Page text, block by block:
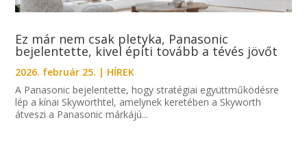
Ez már nem csak pletyka, Panasonic
bejelentette, kivel építi tovább a tévés jövőt
2026. február 25. | HÍREK
A Panasonic bejelentette, hogy stratégiai együttműködésre
lép a kínai Skyworthtel, amelynek keretében a Skyworth
átveszi a Panasonic márkájú...